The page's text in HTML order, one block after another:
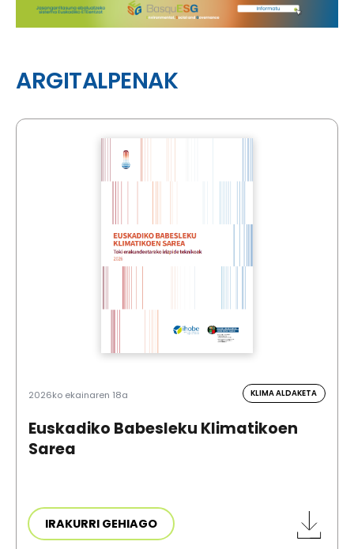
ARGITALPENAK
2026ko ekainaren 18a KLIMA ALDAKETA
Euskadiko Babesleku Klimatikoen
Sarea
IRAKURRI GEHIAGO